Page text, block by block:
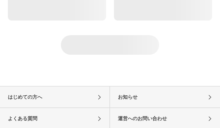
はじめての方へ お知らせ
よくある質問 運営へのお問い合わせ